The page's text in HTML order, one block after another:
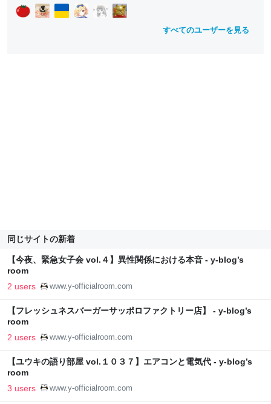
すべてのユーザーを見る
同じサイトの新着
【今夜、緊急女子会 vol.４】異性関係における本音 - y-blog’s
room
2 users www.y-officialroom.com
【フレッシュネスバーガーサッポロファクトリー店】 - y-blog’s
room
2 users www.y-officialroom.com
【ユウキの語り部屋 vol.１０３７】エアコンと電気代 - y-blog’s
room
3 users www.y-officialroom.com